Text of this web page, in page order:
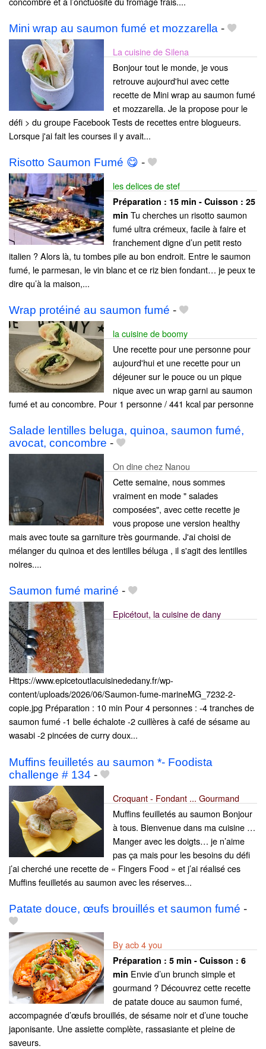
Mini wrap au saumon fumé et mozzarella -
La cuisine de Silena
Bonjour tout le monde, je vous
retrouve aujourd'hui avec cette
recette de Mini wrap au saumon fumé
et mozzarella. Je la propose pour le
défi > du groupe Facebook Tests de recettes entre blogueurs.
Lorsque j'ai fait les courses il y avait...
Risotto Saumon Fumé 😋 -
les delices de stef
Préparation : 15 min - Cuisson : 25
min Tu cherches un risotto saumon
fumé ultra crémeux, facile à faire et
franchement digne d’un petit resto
italien ? Alors là, tu tombes pile au bon endroit. Entre le saumon
fumé, le parmesan, le vin blanc et ce riz bien fondant… je peux te
dire qu’à la maison,...
Wrap protéiné au saumon fumé -
la cuisine de boomy
Une recette pour une personne pour
aujourd'hui et une recette pour un
déjeuner sur le pouce ou un pique
nique avec un wrap garni au saumon
fumé et au concombre. Pour 1 personne / 441 kcal par personne
Salade lentilles beluga, quinoa, saumon fumé,
avocat, concombre -
On dine chez Nanou
Cette semaine, nous sommes
vraiment en mode " salades
composées", avec cette recette je
vous propose une version healthy
mais avec toute sa garniture très gourmande. J'ai choisi de
mélanger du quinoa et des lentilles béluga , il s'agit des lentilles
noires....
Saumon fumé mariné -
Epicétout, la cuisine de dany
Https://www.epicetoutlacuisinededany.fr/wp-
content/uploads/2026/06/Saumon-fume-marineMG_7232-2-
copie.jpg Préparation : 10 min Pour 4 personnes : -4 tranches de
saumon fumé -1 belle échalote -2 cuillères à café de sésame au
wasabi -2 pincées de curry doux...
Muffins feuilletés au saumon *- Foodista
challenge # 134 -
Croquant - Fondant ... Gourmand
Muffins feuilletés au saumon Bonjour
à tous. Bienvenue dans ma cuisine …
Manger avec les doigts… je n’aime
pas ça mais pour les besoins du défi
j’ai cherché une recette de « Fingers Food » et j’ai réalisé ces
Muffins feuilletés au saumon avec les réserves...
Patate douce, œufs brouillés et saumon fumé -
By acb 4 you
Préparation : 5 min - Cuisson : 6
min Envie d’un brunch simple et
gourmand ? Découvrez cette recette
de patate douce au saumon fumé,
accompagnée d’œufs brouillés, de sésame noir et d’une touche
japonisante. Une assiette complète, rassasiante et pleine de
saveurs.